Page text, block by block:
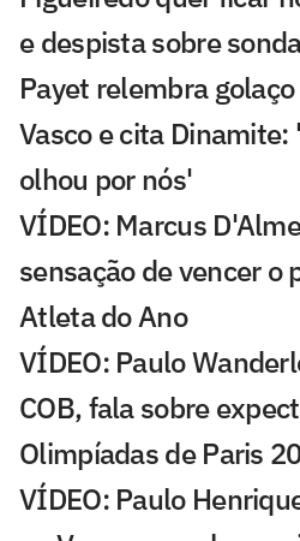
e despista sobre
Payet relembra
Vasco e cita Dinamite:
olhou por nós'
VÍDEO: Marcus
sensação de vencer o
Atleta do Ano
VÍDEO: Paulo
COB, fala sobre
Olimpíadas de Paris
VÍDEO: Paulo